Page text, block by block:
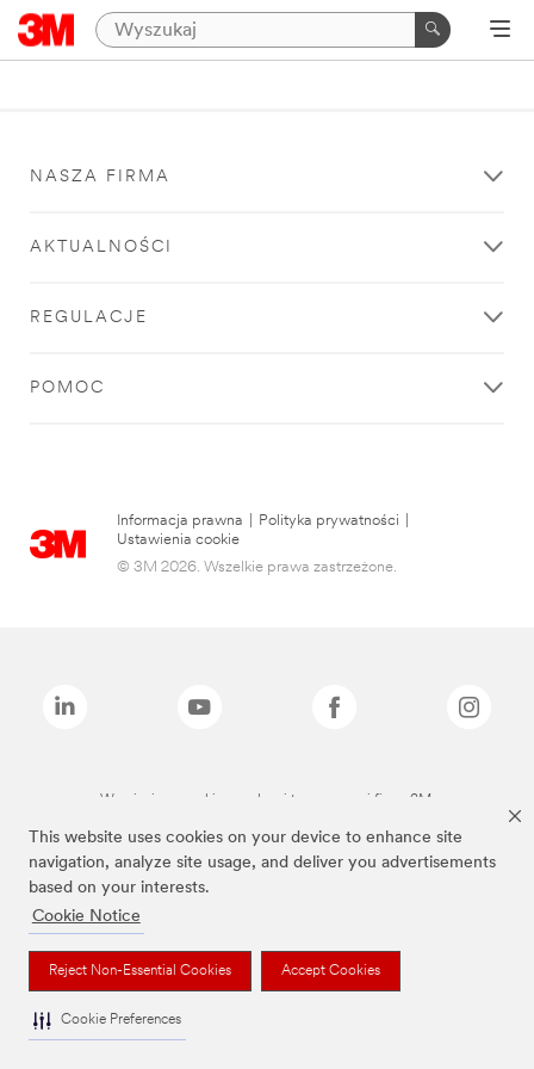
This website uses cookies on your device to enhance site
navigation, analyze site usage, and deliver you advertisements
based on your interests.
Cookie Notice
Reject Non-Essential Cookies Accept Cookies
Cookie Preferences
NASZA FIRMA
AKTUALNOŚCI
REGULACJE
POMOC
Informacja prawna Polityka prywatności
Ustawienia cookie
© 3M 2026. Wszelkie prawa zastrzeżone.
Wymienione marki są znakami towarowymi firmy 3M.